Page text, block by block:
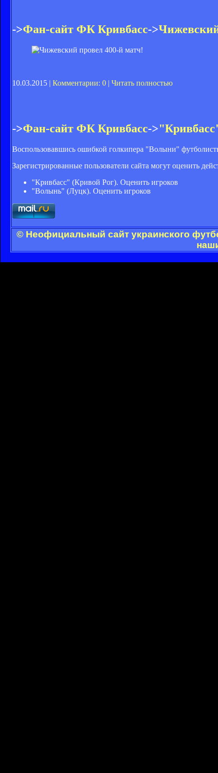
->Фан-сайт ФК Кривбасс->
10.03.2015 | Комментарии: 0 | Читать полностью
->Фан-сайт ФК Кривбасс->
Воспользовавшись ошибкой голкипера "Волыни"
Зарегистрированные пользователи сайта могут оценить
"Кривбасс" (Кривой Рог). Оценить игроков
"Волынь" (Луцк). Оценить игроков
© Неофициальный сайт украинского